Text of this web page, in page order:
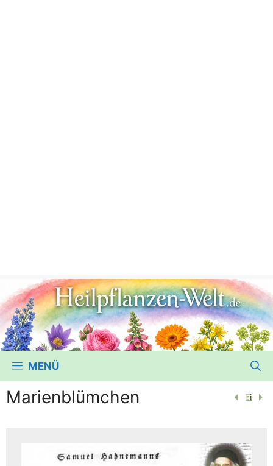
MENÜ
Marienblümchen